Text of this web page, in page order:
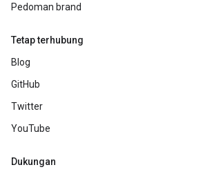
Pedoman brand
Tetap terhubung
Blog
GitHub
Twitter
YouTube
Dukungan